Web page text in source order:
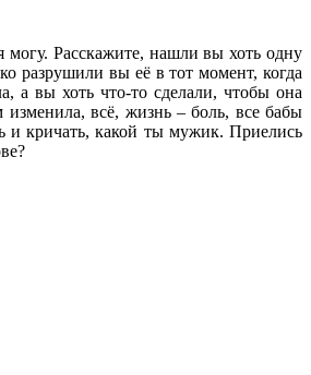
Расскажите, нашли вы хоть одну
разрушили вы её в тот момент, когда
а вы хоть что-то сделали, чтобы она
изменила, всё, жизнь – боль, все бабы
и кричать, какой ты мужик. Приелись